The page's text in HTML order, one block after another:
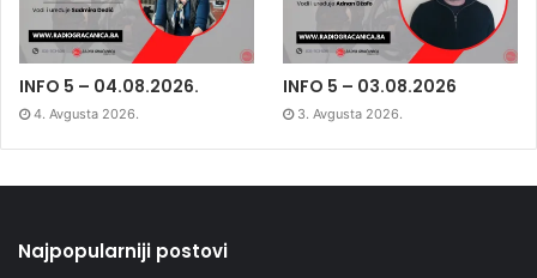
INFO 5 – 04.08.2026.
4. Avgusta 2026.
INFO 5 – 03.08.2026
3. Avgusta 2026.
Najpopularniji postovi